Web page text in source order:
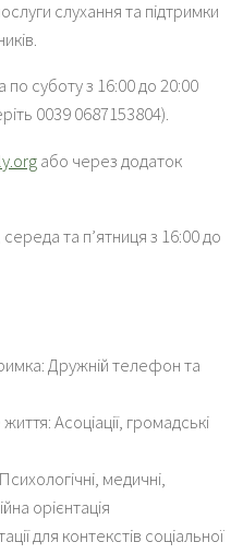
слухання та підтримки
по суботу з 16:00 до 20:00
0039 0687153804).
або через додаток
та п’ятниця з 16:00 до
Дружній телефон та
Асоціації, громадські
медичні,
орієнтація
для контекстів соціальної